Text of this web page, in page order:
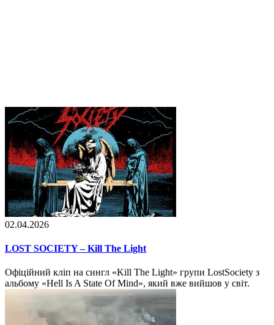
02.04.2026
LOST SOCIETY – Kill The Light
Офіційний кліп на сингл «Kill The Light» групи LostSociety з
альбому «Hell Is A State Of Mind», який вже вийшов у світ.